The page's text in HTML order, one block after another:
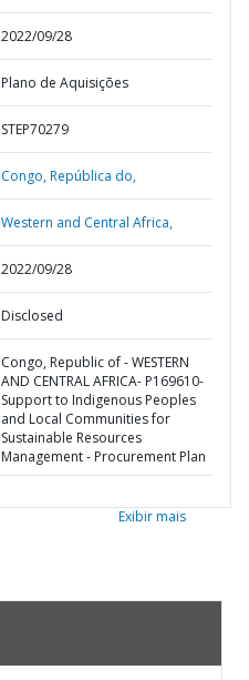
2022/09/28
Plano de Aquisições
STEP70279
Congo,República do,
Western and Central Africa,
2022/09/28
Disclosed
Congo, Republic of - WESTERN
AND CENTRAL AFRICA- P169610-
Support to Indigenous Peoples
and Local Communities for
Sustainable Resources
Management - Procurement Plan
Exibir mais